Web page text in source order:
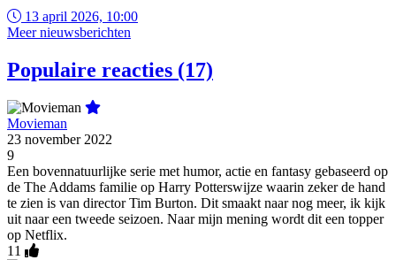
13 april 2026, 10:00
Meer nieuwsberichten
Populaire reacties (17)
Movieman
23 november 2022
9
Een bovennatuurlijke serie met humor, actie en fantasy gebaseerd op
de The Addams familie op Harry Potterswijze waarin zeker de hand
te zien is van director Tim Burton. Dit smaakt naar nog meer, ik kijk
uit naar een tweede seizoen. Naar mijn mening wordt dit een topper
op Netflix.
11